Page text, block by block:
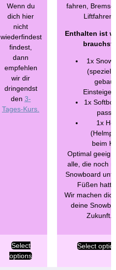
Wenn du
dich hier
nicht
wiederfindest
findest,
dann
empfehlen
wir dir
dringendst
den 3-
Tages-Kurs.
fahren,
Liftfahren.
Enthalten ist
brauchst:
1x
(speziell
1x
1x
beim
Optimal
alle, die noch
Snowboard
Füßen
Wir machen
deine
Zukunft.
Select
options
Select